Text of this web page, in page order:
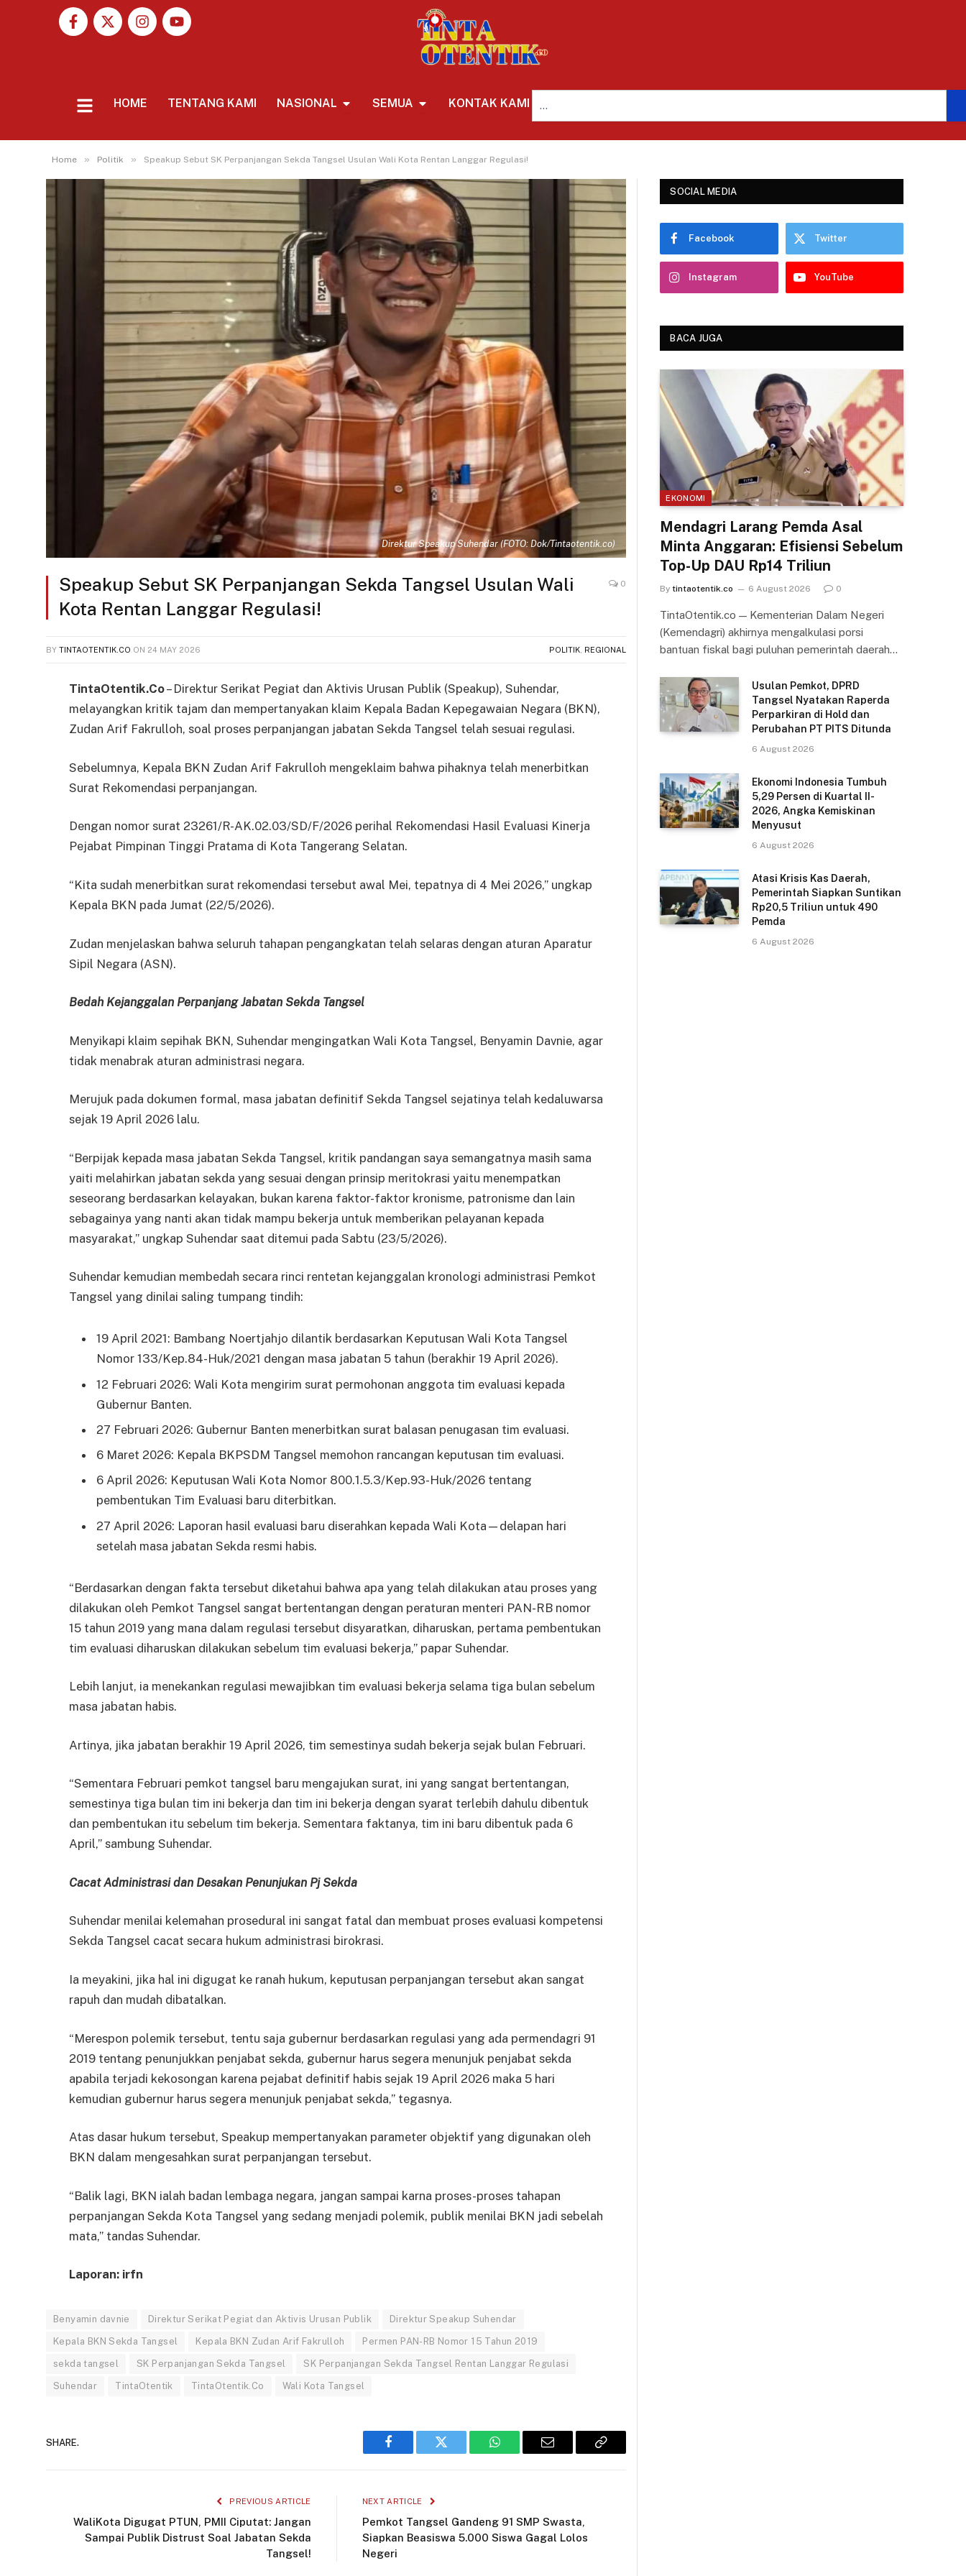
HOME TENTANG KAMI NASIONAL SEMUA KONTAK KAMI
Home » Politik » Speakup Sebut SK Perpanjangan Sekda Tangsel Usulan Wali Kota Rentan Langgar Regulasi!
Direktur Speakup Suhendar (FOTO: Dok/Tintaotentik.co)
Speakup Sebut SK Perpanjangan Sekda Tangsel Usulan Wali
Kota Rentan Langgar Regulasi!
0
BY TINTAOTENTIK.CO ON 24 MAY 2026 POLITIK REGIONAL
TintaOtentik.Co– Direktur Serikat Pegiat dan Aktivis Urusan Publik (Speakup), Suhendar,
melayangkan kritik tajam dan mempertanyakan klaim Kepala Badan Kepegawaian Negara (BKN),
Zudan Arif Fakrulloh, soal proses perpanjangan jabatan Sekda Tangsel telah sesuai regulasi.
Sebelumnya, Kepala BKN Zudan Arif Fakrulloh mengeklaim bahwa pihaknya telah menerbitkan
Surat Rekomendasi perpanjangan.
Dengan nomor surat 23261/R-AK.02.03/SD/F/2026 perihal Rekomendasi Hasil Evaluasi Kinerja
Pejabat Pimpinan Tinggi Pratama di Kota Tangerang Selatan.
“Kita sudah menerbitkan surat rekomendasi tersebut awal Mei, tepatnya di 4 Mei 2026,” ungkap
Kepala BKN pada Jumat (22/5/2026).
Zudan menjelaskan bahwa seluruh tahapan pengangkatan telah selaras dengan aturan Aparatur
Sipil Negara (ASN).
Bedah Kejanggalan Perpanjang Jabatan Sekda Tangsel
Menyikapi klaim sepihak BKN, Suhendar mengingatkan Wali Kota Tangsel, Benyamin Davnie, agar
tidak menabrak aturan administrasi negara.
Merujuk pada dokumen formal, masa jabatan definitif Sekda Tangsel sejatinya telah kedaluwarsa
sejak 19 April 2026 lalu.
“Berpijak kepada masa jabatan Sekda Tangsel, kritik pandangan saya semangatnya masih sama
yaiti melahirkan jabatan sekda yang sesuai dengan prinsip meritokrasi yaitu menempatkan
seseorang berdasarkan kelayakan, bukan karena faktor-faktor kronisme, patronisme dan lain
sebagainya yang nanti akan tidak mampu bekerja untuk memberikan pelayanan kepada
masyarakat,” ungkap Suhendar saat ditemui pada Sabtu (23/5/2026).
Suhendar kemudian membedah secara rinci rentetan kejanggalan kronologi administrasi Pemkot
Tangsel yang dinilai saling tumpang tindih:
19 April 2021: Bambang Noertjahjo dilantik berdasarkan Keputusan Wali Kota Tangsel
Nomor 133/Kep.84-Huk/2021 dengan masa jabatan 5 tahun (berakhir 19 April 2026).
12 Februari 2026: Wali Kota mengirim surat permohonan anggota tim evaluasi kepada
Gubernur Banten.
27 Februari 2026: Gubernur Banten menerbitkan surat balasan penugasan tim evaluasi.
6 Maret 2026: Kepala BKPSDM Tangsel memohon rancangan keputusan tim evaluasi.
6 April 2026: Keputusan Wali Kota Nomor 800.1.5.3/Kep.93-Huk/2026 tentang
pembentukan Tim Evaluasi baru diterbitkan.
27 April 2026: Laporan hasil evaluasi baru diserahkan kepada Wali Kota—delapan hari
setelah masa jabatan Sekda resmi habis.
“Berdasarkan dengan fakta tersebut diketahui bahwa apa yang telah dilakukan atau proses yang
dilakukan oleh Pemkot Tangsel sangat bertentangan dengan peraturan menteri PAN-RB nomor
15 tahun 2019 yang mana dalam regulasi tersebut disyaratkan, diharuskan, pertama pembentukan
tim evaluasi diharuskan dilakukan sebelum tim evaluasi bekerja,” papar Suhendar.
Lebih lanjut, ia menekankan regulasi mewajibkan tim evaluasi bekerja selama tiga bulan sebelum
masa jabatan habis.
Artinya, jika jabatan berakhir 19 April 2026, tim semestinya sudah bekerja sejak bulan Februari.
“Sementara Februari pemkot tangsel baru mengajukan surat, ini yang sangat bertentangan,
semestinya tiga bulan tim ini bekerja dan tim ini bekerja dengan syarat terlebih dahulu dibentuk
dan pembentukan itu sebelum tim bekerja. Sementara faktanya, tim ini baru dibentuk pada 6
April,” sambung Suhendar.
Cacat Administrasi dan Desakan Penunjukan Pj Sekda
Suhendar menilai kelemahan prosedural ini sangat fatal dan membuat proses evaluasi kompetensi
Sekda Tangsel cacat secara hukum administrasi birokrasi.
Ia meyakini, jika hal ini digugat ke ranah hukum, keputusan perpanjangan tersebut akan sangat
rapuh dan mudah dibatalkan.
“Merespon polemik tersebut, tentu saja gubernur berdasarkan regulasi yang ada permendagri 91
2019 tentang penunjukkan penjabat sekda, gubernur harus segera menunjuk penjabat sekda
apabila terjadi kekosongan karena pejabat definitif habis sejak 19 April 2026 maka 5 hari
kemudian gubernur harus segera menunjuk penjabat sekda,” tegasnya.
Atas dasar hukum tersebut, Speakup mempertanyakan parameter objektif yang digunakan oleh
BKN dalam mengesahkan surat perpanjangan tersebut.
“Balik lagi, BKN ialah badan lembaga negara, jangan sampai karna proses-proses tahapan
perpanjangan Sekda Kota Tangsel yang sedang menjadi polemik, publik menilai BKN jadi sebelah
mata,” tandas Suhendar.
Laporan: irfn
Benyamin davnie Direktur Serikat Pegiat dan Aktivis Urusan Publik Direktur Speakup Suhendar
Kepala BKN Sekda Tangsel Kepala BKN Zudan Arif Fakrulloh Permen PAN-RB Nomor 15 Tahun 2019
sekda tangsel SK Perpanjangan Sekda Tangsel SK Perpanjangan Sekda Tangsel Rentan Langgar Regulasi
Suhendar TintaOtentik TintaOtentik.Co Wali Kota Tangsel
SHARE.
Facebook Twitter WhatsAppEmail
Copy
PREVIOUS ARTICLE
WaliKota Digugat PTUN, PMII Ciputat: Jangan
Sampai Publik Distrust Soal Jabatan Sekda
Tangsel!
NEXT ARTICLE
Pemkot Tangsel Gandeng 91 SMP Swasta,
Siapkan Beasiswa 5.000 Siswa Gagal Lolos
Negeri
SOCIAL MEDIA
Facebook Twitter
Instagram YouTube
BACA JUGA
EKONOMI
Mendagri Larang Pemda Asal
Minta Anggaran: Efisiensi Sebelum
Top-Up DAU Rp14 Triliun
By tintaotentik.co 6 August 2026 0
TintaOtentik.co — Kementerian Dalam Negeri
(Kemendagri) akhirnya mengalkulasi porsi
bantuan fiskal bagi puluhan pemerintah daerah…
Usulan Pemkot, DPRD
Tangsel Nyatakan Raperda
Perparkiran di Hold dan
Perubahan PT PITS Ditunda
6 August 2026
Ekonomi Indonesia Tumbuh
5,29 Persen di Kuartal II-
2026, Angka Kemiskinan
Menyusut
6 August 2026
Atasi Krisis Kas Daerah,
Pemerintah Siapkan Suntikan
Rp20,5 Triliun untuk 490
Pemda
6 August 2026